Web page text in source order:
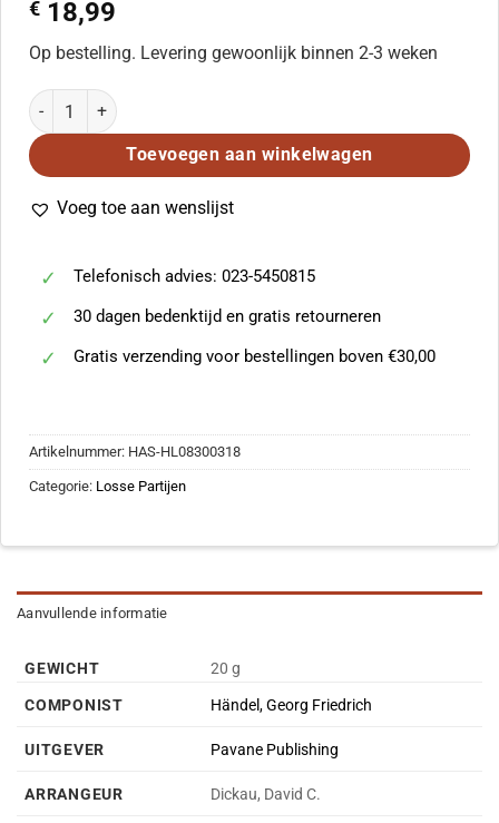
€ 18,99
Op bestelling. Levering gewoonlijk binnen 2-3 weken
Joy! aantal
Toevoegen aan winkelwagen
Voeg toe aan wenslijst
Telefonisch advies: 023-5450815
30 dagen bedenktijd en gratis retourneren
Gratis verzending voor bestellingen boven €30,00
Artikelnummer: HAS-HL08300318
Categorie: Losse Partijen
Aanvullende informatie
GEWICHT
20 g
COMPONIST
Händel, Georg Friedrich
UITGEVER Pavane Publishing
ARRANGEUR Dickau, David C.